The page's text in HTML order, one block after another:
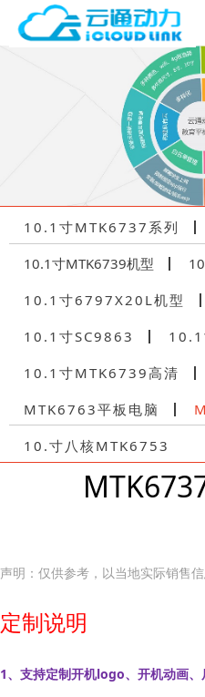
10.1寸MTK6737系列
10.1寸MTK6739机型
10.1寸6797X20L机型
10.1寸SC9863
10.1
10.1寸MTK6739高清
MTK6763平板电脑
10.寸八核MTK6753
声明：仅供参考，以当地实际销售
定制说明
1、支持定制开机logo、开机动画、